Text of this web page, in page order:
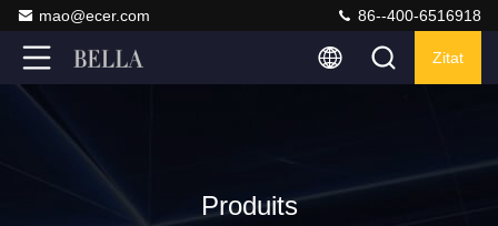
mao@ecer.com 86--400-6516918
Zitat
Produits